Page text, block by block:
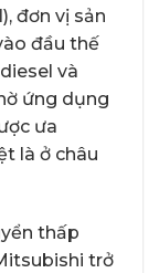
đơn vị sản
đầu thế
và
ứng dụng
ưa
là ở châu
thấp
trở